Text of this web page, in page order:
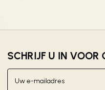
SCHRIJF U IN VOOR